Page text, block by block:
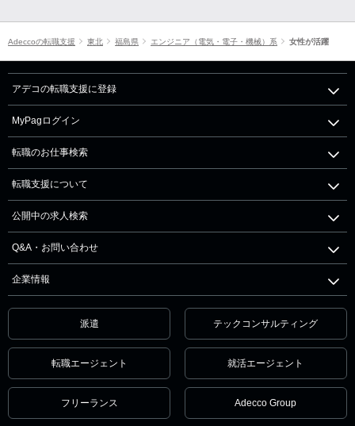
Adeccoの転職支援 東北 福島県 エンジニア（電気・電子・機械）系 女性が活躍
アデコの転職支援に登録
MyPagログイン
転職のお仕事検索
転職支援について
公開中の求人検索
Q&A・お問い合わせ
企業情報
派遣 テックコンサルティング
転職エージェント 就活エージェント
フリーランス Adecco Group